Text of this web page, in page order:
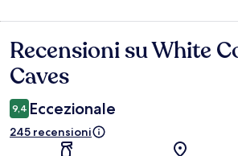
Recensioni
Recensioni su White
Caves
9,4 Eccezionale
245 recensioni